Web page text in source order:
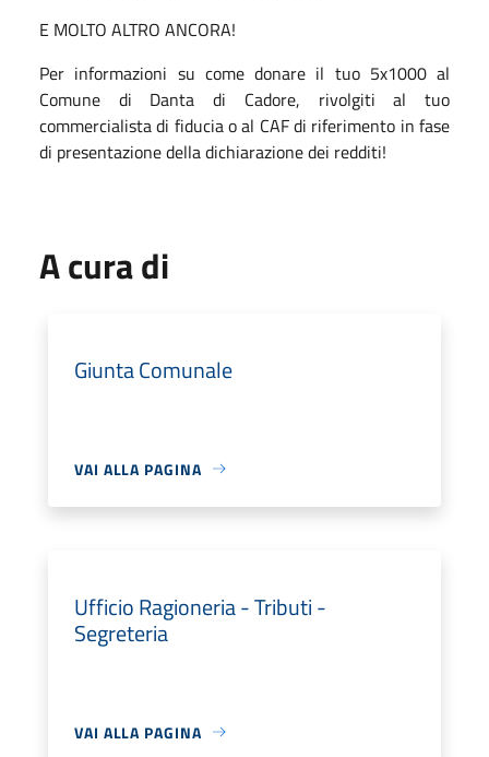
E MOLTO ALTRO ANCORA!
Per informazioni su come donare il tuo 5x1000 al
Comune di Danta di Cadore, rivolgiti al tuo
commercialista di fiducia o al CAF di riferimento in fase
di presentazione della dichiarazione dei redditi!
A cura di
Giunta Comunale
VAI ALLA PAGINA
Ufficio Ragioneria - Tributi -
Segreteria
VAI ALLA PAGINA